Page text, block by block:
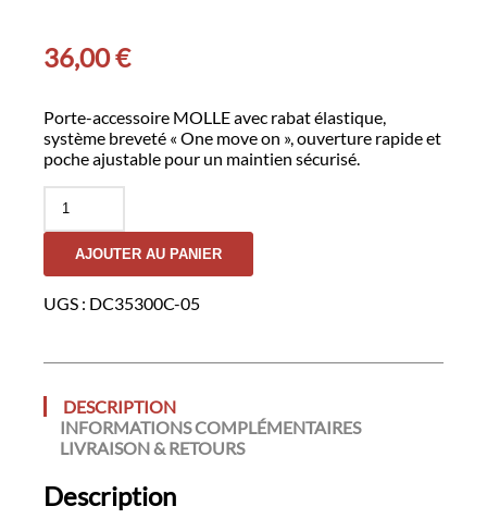
36,00€
Porte-accessoire MOLLE avec rabat élastique,
système breveté « One move on », ouverture rapide et
poche ajustable pour un maintien sécurisé.
quantité
Double
Porte-
Chargeur
5.56
DUTYCALL-
AJOUTER AU PANIER
UGS : DC35300C-05
DESCRIPTION
INFORMATIONS COMPLÉMENTAIRES
LIVRAISON & RETOURS
Description